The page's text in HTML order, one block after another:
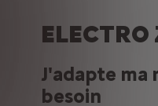
ELECTRO
J'adapte ma
besoin